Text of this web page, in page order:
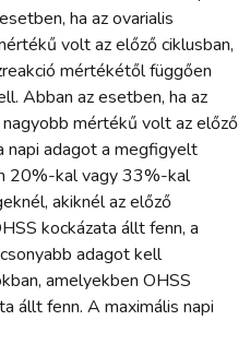
ha az ovarialis
volt az előző ciklusban,
mértékétől függően
Abban az esetben, ha az
mértékű volt az előző
napi adagot a megfigyelt
20%-kal vagy 33%-kal
akiknél az előző
kockázata állt fenn, a
adagot kell
amelyekben OHSS
állt fenn. A maximális napi